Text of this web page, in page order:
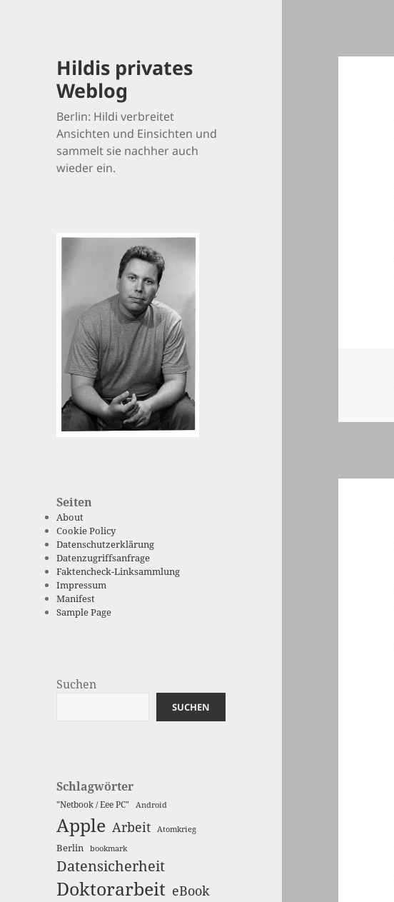
Hildis privates
Weblog
Berlin: Hildi verbreitet
Ansichten und Einsichten und
sammelt sie nachher auch
wieder ein.
Seiten
About
Cookie Policy
Datenschutzerklärung
Datenzugriffsanfrage
Faktencheck-Linksammlung
Impressum
Manifest
Sample Page
Suchen
SUCHEN
Schlagwörter
"Netbook / Eee PC" Android
Apple Arbeit Atomkrieg
Berlin bookmark
Datensicherheit
Doktorarbeit eBook